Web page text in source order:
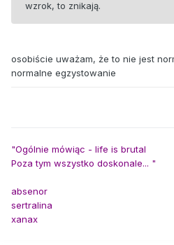
wzrok, to znikają.
osobiście uważam, że to nie jest
normalne egzystowanie
"Ogólnie mówiąc - life is brutal
Poza tym wszystko doskonale... "
absenor
sertralina
xanax